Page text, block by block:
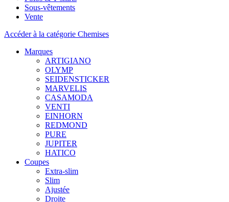
Sous-vêtements
Vente
Accéder à la catégorie Chemises
Marques
ARTIGIANO
OLYMP
SEIDENSTICKER
MARVELIS
CASAMODA
VENTI
EINHORN
REDMOND
PURE
JUPITER
HATICO
Coupes
Extra-slim
Slim
Ajustée
Droite